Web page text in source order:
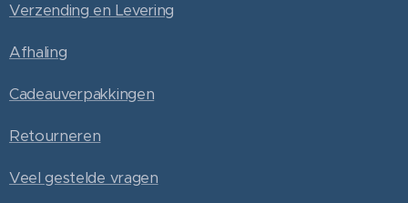
Verzending en Levering
Afhaling
Cadeauverpakkingen
Retourneren
Veel gestelde vragen